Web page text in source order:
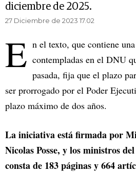
diciembre de 2025.
27 Diciembre de 2023 17.02
E n el texto, que contiene
contempladas en el DNU
pasada, fija que el plazo
ser prorrogado por el Poder
plazo máximo de dos años.
La iniciativa está firmada por
Nicolas Posse, y los ministros
consta de 183 páginas y 664